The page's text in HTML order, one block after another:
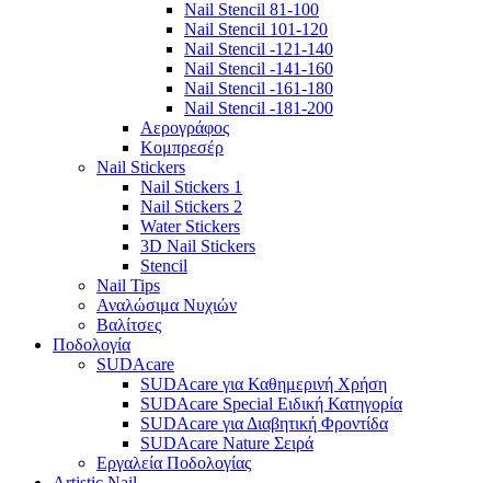
Nail Stencil 81-100
Nail Stencil 101-120
Nail Stencil -121-140
Nail Stencil -141-160
Nail Stencil -161-180
Nail Stencil -181-200
Αερογράφoς
Κομπρεσέρ
Nail Stickers
Nail Stickers 1
Nail Stickers 2
Water Stickers
3D Nail Stickers
Stencil
Nail Tips
Αναλώσιμα Νυχιών
Βαλίτσες
Ποδολογία
SUDAcare
SUDAcare για Καθημερινή Χρήση
SUDAcare Special Ειδική Κατηγορία
SUDAcare για Διαβητική Φροντίδα
SUDAcare Nature Σειρά
Εργαλεία Ποδολογίας